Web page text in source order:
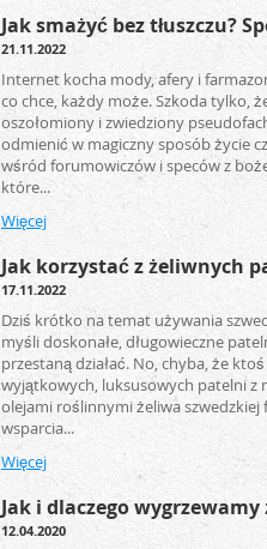
Jak smażyć bez tłuszczu?
21.11.2022
Internet kocha mody, afery i
co chce, każdy może. Szkoda tylko,
oszołomiony i zwiedziony
odmienić w magiczny sposób życie
wśród forumowiczów i speców z
które...
Więcej
Jak korzystać z żeliwnych
17.11.2022
Dziś krótko na temat używania
myśli doskonałe, długowieczne
przestaną działać. No, chyba, że
wyjątkowych, luksusowych patelni z
olejami roślinnymi żeliwa
wsparcia...
Więcej
Jak i dlaczego
12.04.2020